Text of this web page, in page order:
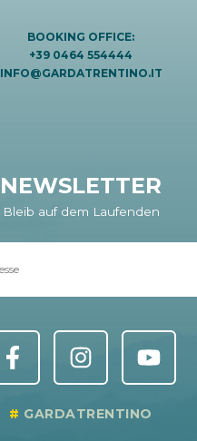
BOOKING OFFICE:
+39 0464 554444
INFO@GARDATRENTINO.IT
NEWSLETTER
Bleib auf dem Laufenden
GARDATRENTINO